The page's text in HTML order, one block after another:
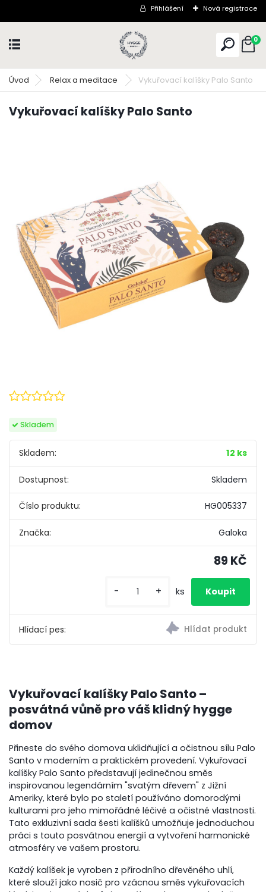
Přihlášení Nová registrace
0
Úvod Relax a meditace Vykuřovací kalíšky Palo Santo
Vykuřovací kalíšky Palo Santo
Skladem
Skladem: 12 ks
Dostupnost: Skladem
Číslo produktu: HG005337
Značka: Galoka
89 KČ
Hlídací pes:
- + ks
Vykuřovací kalíšky Palo Santo –
posvátná vůně pro váš klidný hygge
domov
Přineste do svého domova uklidňující a očistnou sílu Palo
Santo v moderním a praktickém provedení. Vykuřovací
kalíšky Palo Santo představují jedinečnou směs
inspirovanou legendárním "svatým dřevem" z Jižní
Ameriky, které bylo po staletí používáno domorodými
kulturami pro jeho mimořádné léčivé a očistné vlastnosti.
Tato exkluzivní sada šesti kalíšků umožňuje jednoduchou
práci s touto posvátnou energií a vytvoření harmonické
atmosféry ve vašem prostoru.
Každý kalíšek je vyroben z přírodního dřevěného uhlí,
které slouží jako nosič pro vzácnou směs vykuřovacích